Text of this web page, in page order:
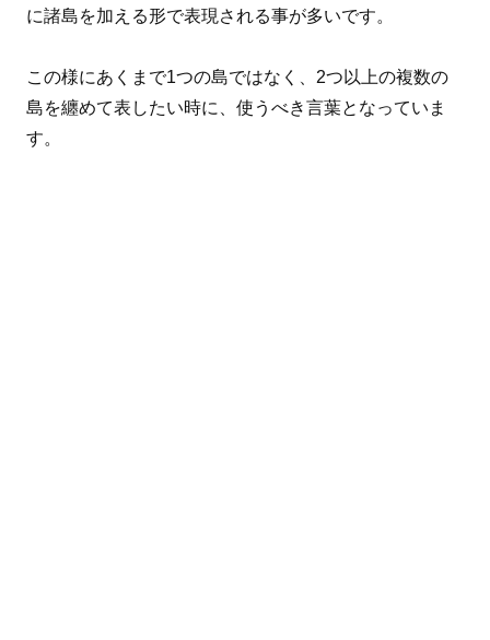
に諸島を加える形で表現される事が多いです。
この様にあくまで1つの島ではなく、2つ以上の複数の
島を纏めて表したい時に、使うべき言葉となっていま
す。